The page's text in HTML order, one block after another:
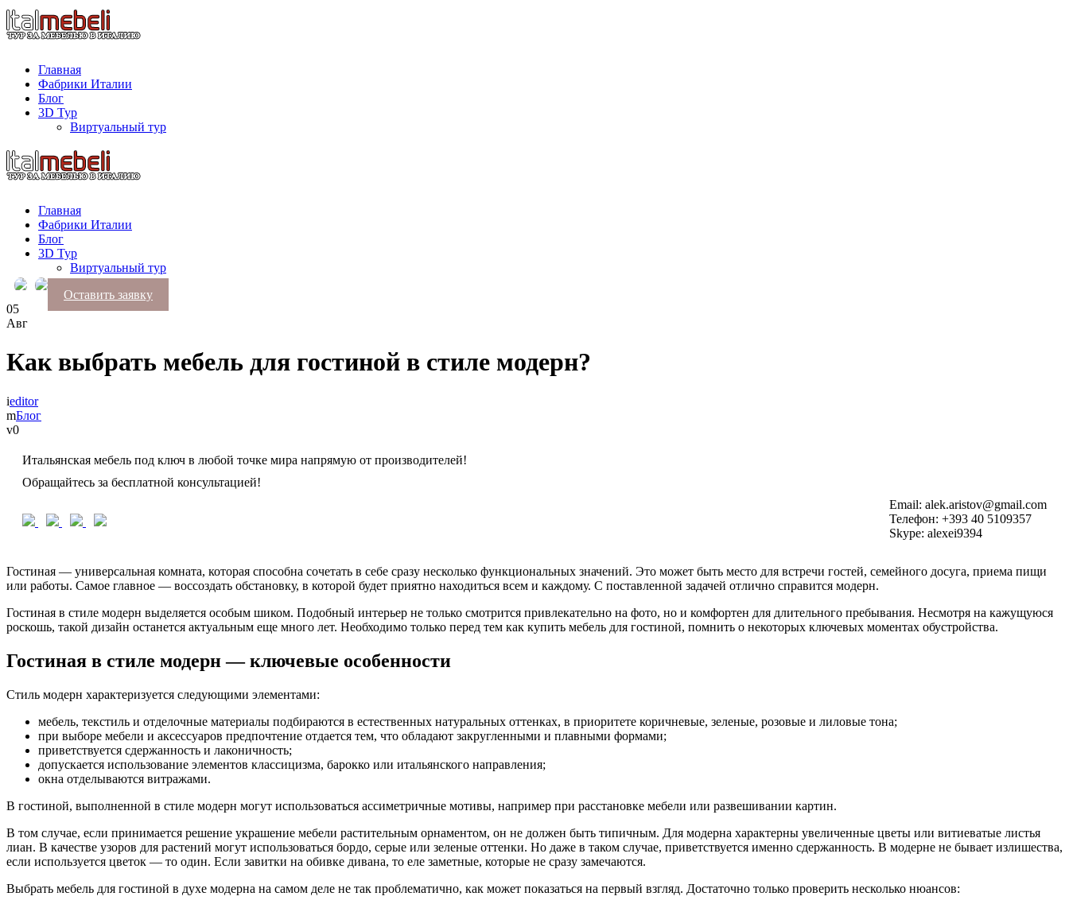
Главная
Фабрики Италии
Блог
3D Тур
Виртуальный тур
Главная
Фабрики Италии
Блог
3D Тур
Виртуальный тур
Оставить заявку
05
Авг
Как выбрать мебель для гостиной в стиле модерн?
editor
Блог
0
Итальянская мебель под ключ в любой точке мира напрямую от производителей!
Обращайтесь за бесплатной консультацией!
Email: alek.aristov@gmail.com
Телефон: +393 40 5109357
Skype: alexei9394
Гостиная — универсальная комната, которая способна сочетать в себе сразу несколько функциональных значений. Это может быть место для встречи гостей, семейного досуга, приема пищи
или работы. Самое главное — воссоздать обстановку, в которой будет приятно находиться всем и каждому. С поставленной задачей отлично справится модерн.
Гостиная в стиле модерн выделяется особым шиком. Подобный интерьер не только смотрится привлекательно на фото, но и комфортен для длительного пребывания. Несмотря на кажущуюся
роскошь, такой дизайн останется актуальным еще много лет. Необходимо только перед тем как купить мебель для гостиной, помнить о некоторых ключевых моментах обустройства.
Гостиная в стиле модерн — ключевые особенности
Стиль модерн характеризуется следующими элементами:
мебель, текстиль и отделочные материалы подбираются в естественных натуральных оттенках, в приоритете коричневые, зеленые, розовые и лиловые тона;
при выборе мебели и аксессуаров предпочтение отдается тем, что обладают закругленными и плавными формами;
приветствуется сдержанность и лаконичность;
допускается использование элементов классицизма, барокко или итальянского направления;
окна отделываются витражами.
В гостиной, выполненной в стиле модерн могут использоваться ассиметричные мотивы, например при расстановке мебели или развешивании картин.
В том случае, если принимается решение украшение мебели растительным орнаментом, он не должен быть типичным. Для модерна характерны увеличенные цветы или витиеватые листья
лиан. В качестве узоров для растений могут использоваться бордо, серые или зеленые оттенки. Но даже в таком случае, приветствуется именно сдержанность. В модерне не бывает излишества,
если используется цветок — то один. Если завитки на обивке дивана, то еле заметные, которые не сразу замечаются.
Выбрать мебель для гостиной в духе модерна на самом деле не так проблематично, как может показаться на первый взгляд. Достаточно только проверить несколько нюансов: